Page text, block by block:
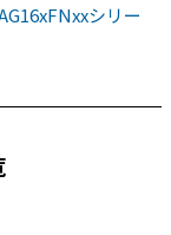
シリー